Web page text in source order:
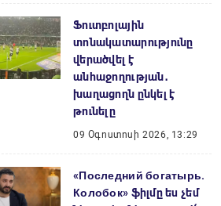
Ֆուտբոլային
տոնակատարությունը
վերածվել է
անհաջողության․
խաղացողն ընկել է
թունելը
09 Օգոստոսի 2026, 13:29
«Последний богатырь.
Колобок» ֆիլմը ես չեմ